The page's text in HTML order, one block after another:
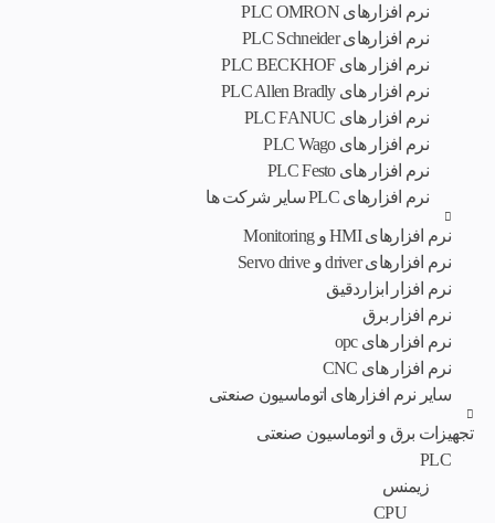
نرم افزارهای PLC OMRON
نرم افزارهای PLC Schneider
نرم افزار های PLC BECKHOF
نرم افزار های PLC Allen Bradly
نرم افزار های PLC FANUC
نرم افزار های PLC Wago
نرم افزار های PLC Festo
نرم افزارهای PLC سایر شرکت ها
نرم افزارهای HMI و Monitoring
نرم افزارهای driver و Servo drive
نرم افزار ابزاردقیق
نرم افزار برق
نرم افزار های opc
نرم افزار های CNC
سایر نرم افزارهای اتوماسیون صنعتی
تجهیزات برق و اتوماسیون صنعتی
PLC
زیمنس
CPU